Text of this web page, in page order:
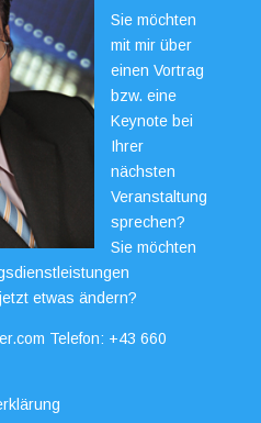
Sie möchten
mit mir über
einen Vortrag
bzw. eine
Keynote bei
Ihrer
nächsten
Veranstaltung
sprechen?
Sie möchten
etwas ändern?
Telefon: +43 660